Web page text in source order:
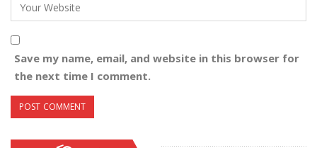
Save my name, email, and website in this browser for
the next time I comment.